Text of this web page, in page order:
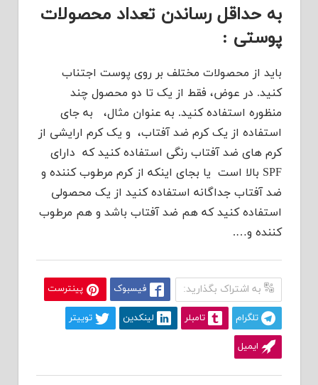
به حداقل رساندن تعداد محصولات
پوستی :
باید از محصولات مختلف بر روی پوست اجتناب
کنید. در عوض، فقط از یک تا دو محصول چند
منظوره استفاده کنید. به عنوان مثال، به جای
استفاده از یک کرم ضد آفتاب، و یک کرم ارایشی از
کرم های ضد آفتاب رنگی استفاده کنید که دارای
SPF بالا است یا بجای اینکه از کرم مرطوب کننده و
ضد آفتاب جداگانه استفاده کنید از یک محصولی
استفاده کنید که هم ضد آفتاب باشد و هم مرطوب
کننده و….
به اشتراک بگذارید: فیسبوک پینترست
تلگرام تامبلر لینکدین توییتر
ایمیل